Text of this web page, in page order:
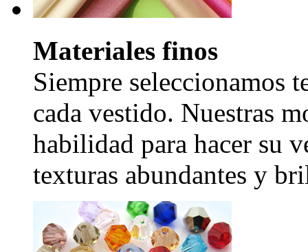
Materiales finos
Siempre seleccionamos
cada vestido. Nuestras
habilidad para hacer su
texturas abundantes y